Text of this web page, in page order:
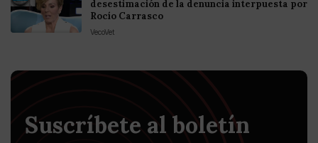
desestimación de la denuncia interpuesta por
Rocío Carrasco
VecoVet
Suscríbete al boletín